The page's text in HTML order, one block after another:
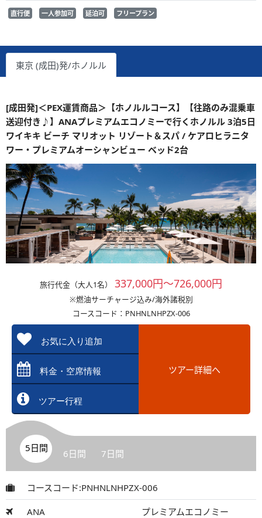
直行便 一人参加可 延泊可 フリープラン
東京 (成田)発/ホノルル
[成田発]＜PEX運賃商品＞【ホノルルコース】【往路のみ混乗車
送迎付き♪】ANAプレミアムエコノミーで行くホノルル 3泊5日
ワイキキ ビーチ マリオット リゾート＆スパ / ケアロヒラニタ
ワー・プレミアムオーシャンビュー ベッド2台
旅行代金（大人1名） 337,000円～726,000円
※燃油サーチャージ込み/海外諸税別
コースコード：PNHNLNHPZX-006
お気に入り追加
料金・空席情報
ツアー行程
ツアー詳細へ
5日間 6日間 7日間
コースコード:PNHNLNHPZX-006
ANA プレミアムエコノミー